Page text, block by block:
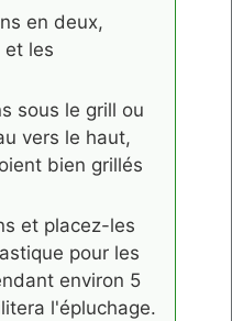
en deux,
et les
sous le grill ou
vers le haut,
bien grillés
et placez-les
pour les
environ 5
l'épluchage.